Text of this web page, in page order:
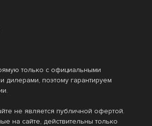
только с официальными
дилерами, поэтому гарантируем
не является публичной офертой.
на сайте, действительны только